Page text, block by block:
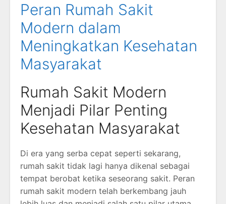
Peran Rumah Sakit
Modern dalam
Meningkatkan Kesehatan
Masyarakat
Rumah Sakit Modern
Menjadi Pilar Penting
Kesehatan Masyarakat
Di era yang serba cepat seperti sekarang,
rumah sakit tidak lagi hanya dikenal sebagai
tempat berobat ketika seseorang sakit. Peran
rumah sakit modern telah berkembang jauh